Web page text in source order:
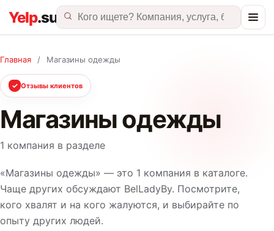
Главная / Магазины одежды
✓ Отзывы клиентов
Магазины одежды
1 компания в разделе
«Магазины одежды» — это 1 компания в каталоге.
Чаще других обсуждают BelLadyBy. Посмотрите,
кого хвалят и на кого жалуются, и выбирайте по
опыту других людей.